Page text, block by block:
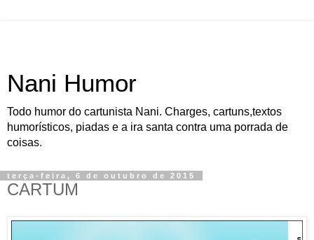
Nani Humor
Todo humor do cartunista Nani. Charges, cartuns,textos
humorísticos, piadas e a ira santa contra uma porrada de
coisas.
terça-feira, 6 de outubro de 2015
CARTUM